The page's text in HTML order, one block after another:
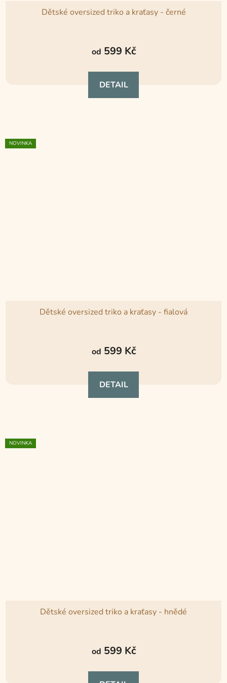
Dětské oversized triko a kraťasy - černé
hodnocení
je
5,0
z
od 599 Kč
DETAIL
NOVINKA
Dětské oversized triko a kraťasy - fialová
hodnocení
je
5,0
z
od 599 Kč
DETAIL
NOVINKA
Dětské oversized triko a kraťasy - hnědé
od 599 Kč